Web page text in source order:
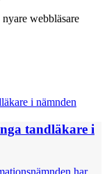
webbläsare
tandläkare i
har